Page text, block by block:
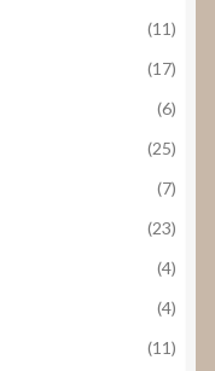
(11)
(17)
(6)
(25)
(7)
(23)
(4)
(4)
(11)